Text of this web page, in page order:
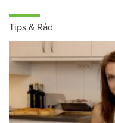
Tips & Råd